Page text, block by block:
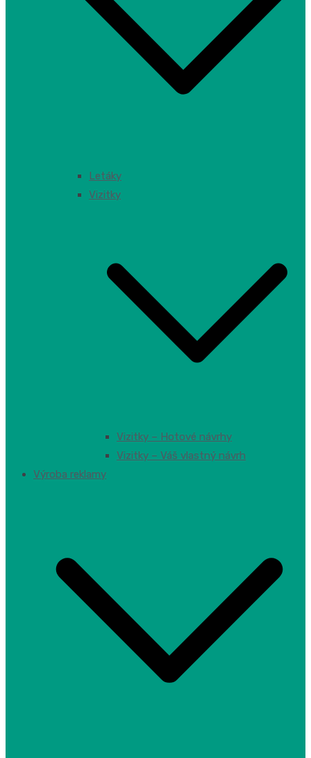
Letáky
Vizitky
Vizitky – Hotové návrhy
Vizitky – Váš vlastný návrh
Výroba reklamy